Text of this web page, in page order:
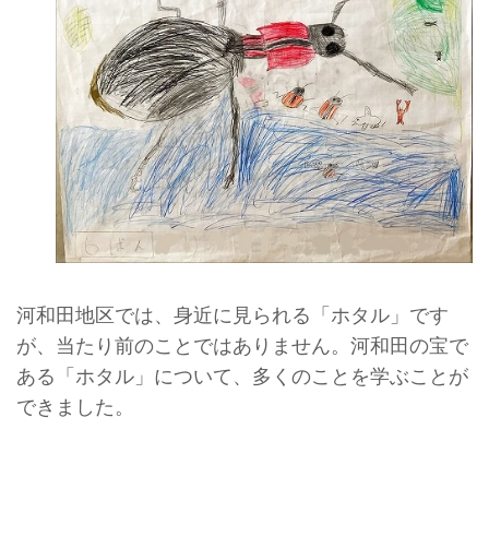
河和田地区では、身近に見られる「ホタル」です
が、当たり前のことではありません。河和田の宝で
ある「ホタル」について、多くのことを学ぶことが
できました。